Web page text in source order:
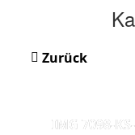
Zurück
IMG 7098-